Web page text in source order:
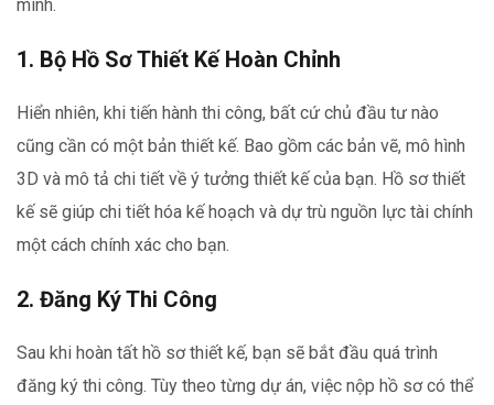
mình.
1. Bộ Hồ Sơ Thiết Kế Hoàn Chỉnh
Hiển nhiên, khi tiến hành thi công, bất cứ chủ đầu tư nào
cũng cần có một bản thiết kế. Bao gồm các bản vẽ, mô hình
3D và mô tả chi tiết về ý tưởng thiết kế của bạn. Hồ sơ thiết
kế sẽ giúp chi tiết hóa kế hoạch và dự trù nguồn lực tài chính
một cách chính xác cho bạn.
2. Đăng Ký Thi Công
Sau khi hoàn tất hồ sơ thiết kế, bạn sẽ bắt đầu quá trình
đăng ký thi công. Tùy theo từng dự án, việc nộp hồ sơ có thể